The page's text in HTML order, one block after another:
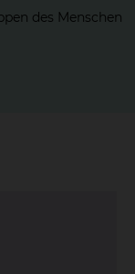
des Menschen